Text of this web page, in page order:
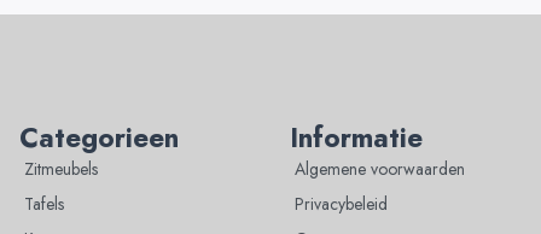
Categorieen
Zitmeubels
Tafels
Informatie
Algemene voorwaarden
Privacybeleid